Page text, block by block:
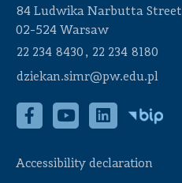
84 Ludwika Narbutta Street
02-524 Warsaw
22 234 8430 , 22 234 8180
dziekan.simr@pw.edu.pl
Accessibility declaration